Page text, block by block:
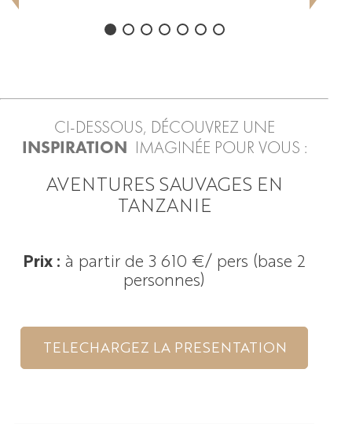
CI-DESSOUS, DÉCOUVREZ UNE
INSPIRATION IMAGINÉE POUR VOUS :
AVENTURES SAUVAGES EN
TANZANIE
Prix : à partir de 3 610 €/ pers (base 2
personnes)
TELECHARGEZ LA PRESENTATION